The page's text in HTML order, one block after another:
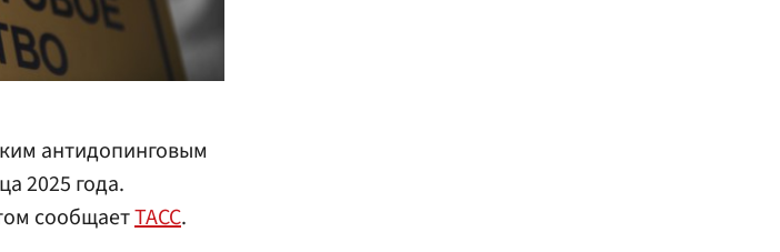
антидопинговым
2025 года.
сообщаетТАСС.